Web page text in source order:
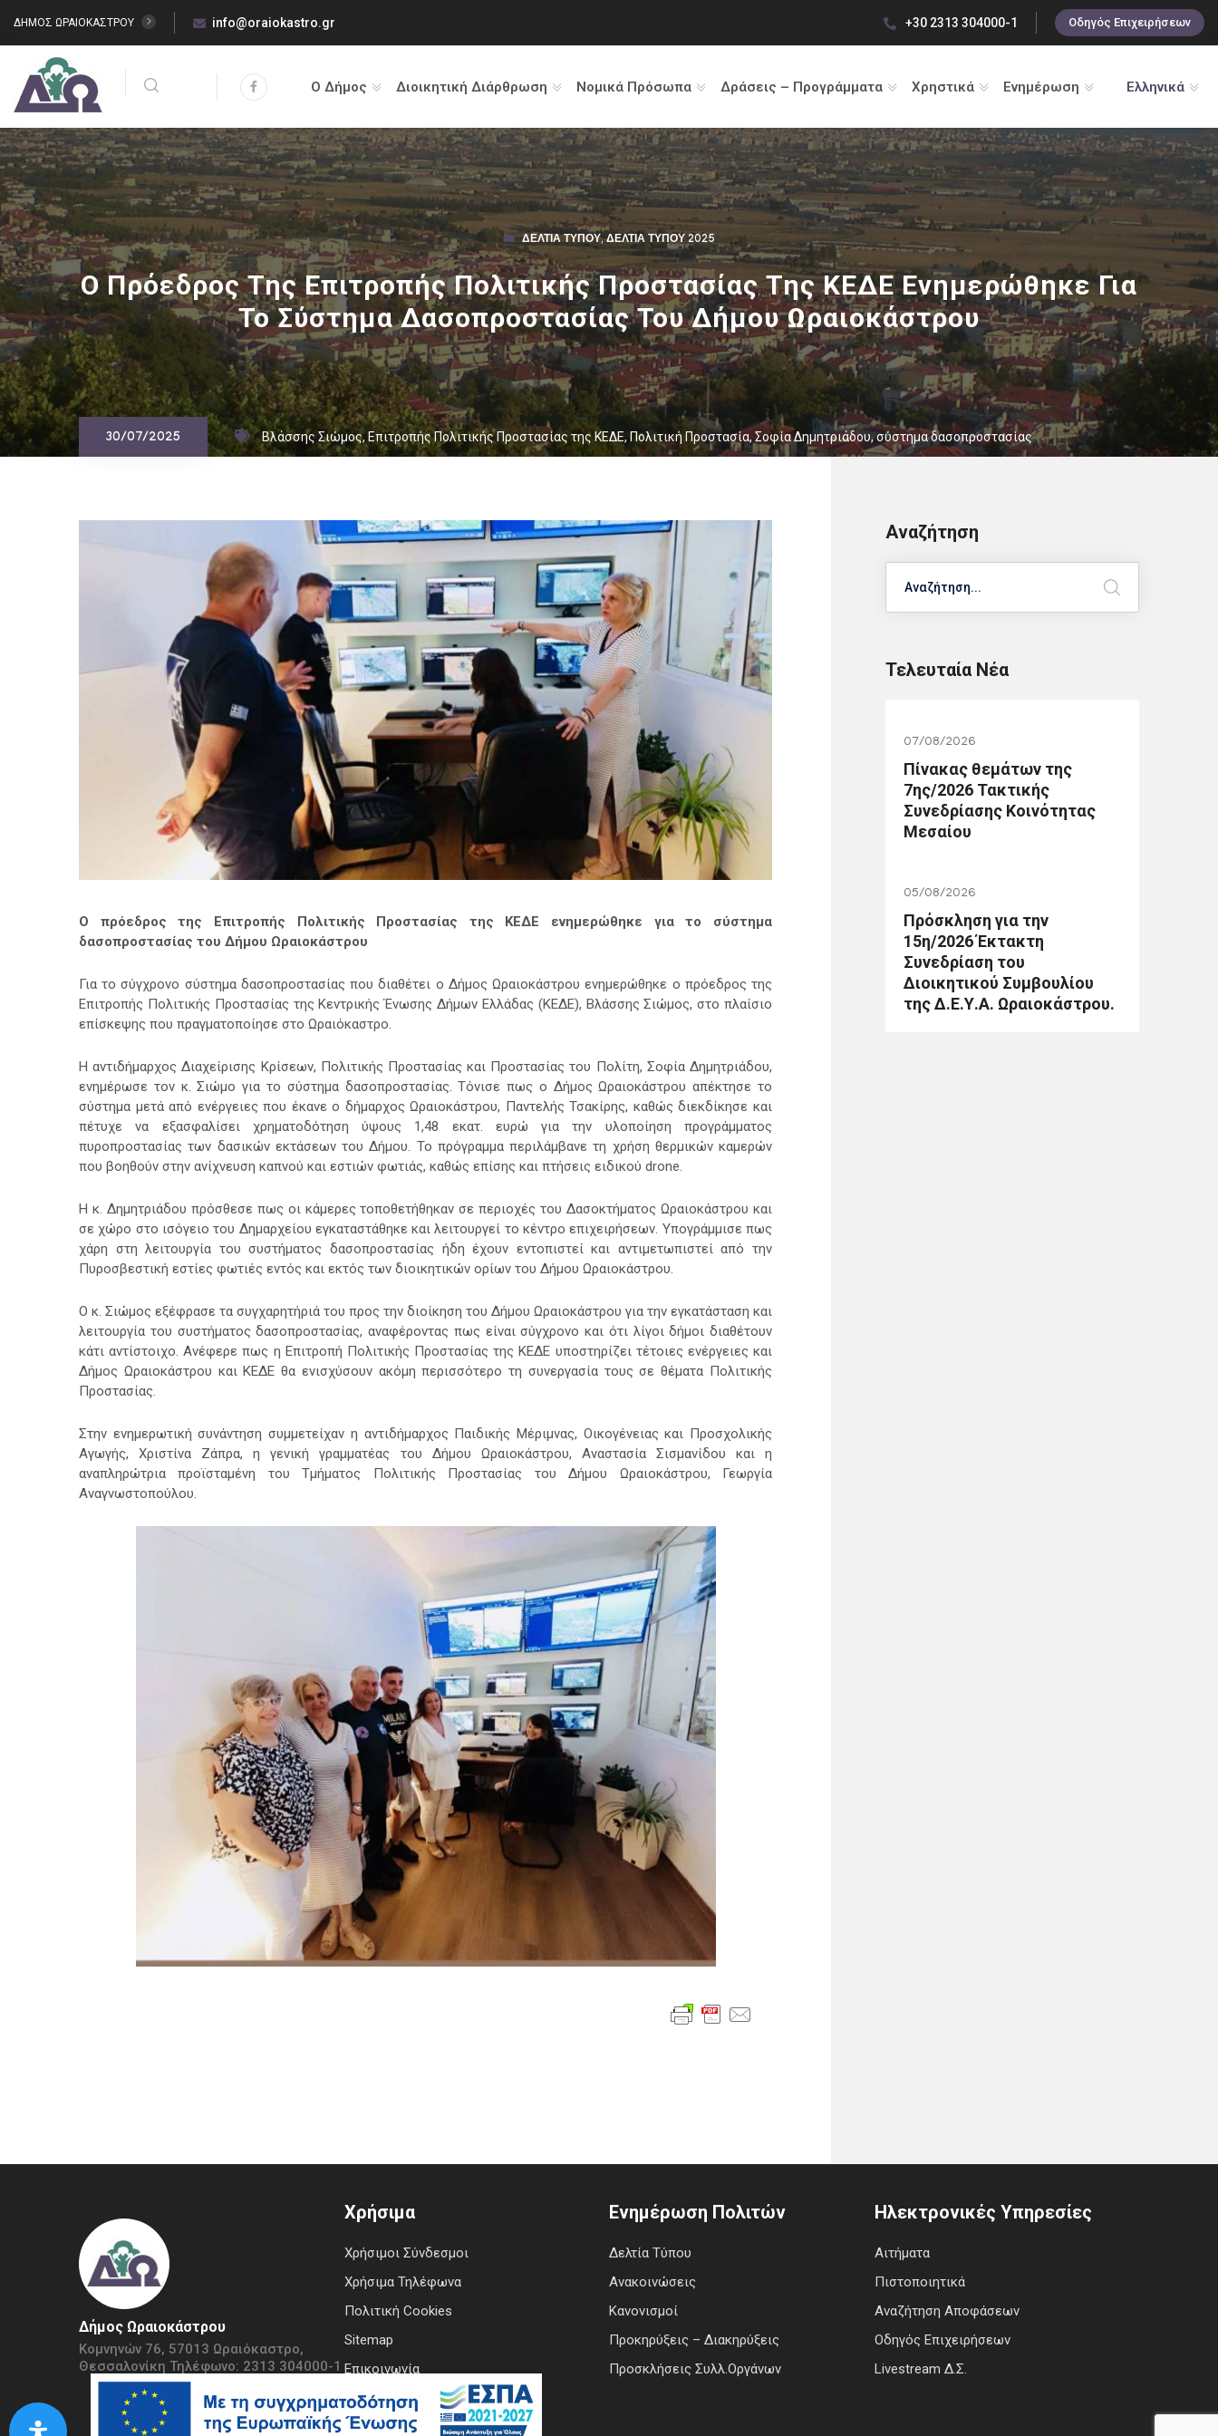
ΔΗΜΟΣ ΩΡΑΙΟΚΑΣΤΡΟΥ info@oraiokastro.gr +30 2313 304000-1 Οδηγός Επιχειρήσεων
Ο Δήμος Διοικητική Διάρθρωση Νομικά Πρόσωπα Δράσεις – Προγράμματα Χρηστικά Ενημέρωση Ελληνικά
ΔΕΛΤΊΑ ΤΎΠΟΥ,ΔΕΛΤΊΑ ΤΎΠΟΥ 2025
Ο Πρόεδρος Της Επιτροπής Πολιτικής Προστασίας Της ΚΕΔΕ Ενημερώθηκε Για
Το Σύστημα Δασοπροστασίας Του Δήμου Ωραιοκάστρου
30/07/2025 Βλάσσης Σιώμος, Επιτροπής Πολιτικής Προστασίας της ΚΕΔΕ, Πολιτική Προστασία,Σοφία Δημητριάδου,σύστημα δασοπροστασίας
Ο πρόεδρος της Επιτροπής Πολιτικής Προστασίας της ΚΕΔΕ ενημερώθηκε για το σύστημα
δασοπροστασίας του Δήμου Ωραιοκάστρου
Για το σύγχρονο σύστημα δασοπροστασίας που διαθέτει ο Δήμος Ωραιοκάστρου ενημερώθηκε ο πρόεδρος της
Επιτροπής Πολιτικής Προστασίας της Κεντρικής Ένωσης Δήμων Ελλάδας (ΚΕΔΕ), Βλάσσης Σιώμος, στο πλαίσιο
επίσκεψης που πραγματοποίησε στο Ωραιόκαστρο.
Η αντιδήμαρχος Διαχείρισης Κρίσεων, Πολιτικής Προστασίας και Προστασίας του Πολίτη, Σοφία Δημητριάδου,
ενημέρωσε τον κ. Σιώμο για το σύστημα δασοπροστασίας. Τόνισε πως ο Δήμος Ωραιοκάστρου απέκτησε το
σύστημα μετά από ενέργειες που έκανε ο δήμαρχος Ωραιοκάστρου, Παντελής Τσακίρης, καθώς διεκδίκησε και
πέτυχε να εξασφαλίσει χρηματοδότηση ύψους 1,48 εκατ. ευρώ για την υλοποίηση προγράμματος
πυροπροστασίας των δασικών εκτάσεων του Δήμου. Το πρόγραμμα περιλάμβανε τη χρήση θερμικών καμερών
που βοηθούν στην ανίχνευση καπνού και εστιών φωτιάς, καθώς επίσης και πτήσεις ειδικού drone.
Η κ. Δημητριάδου πρόσθεσε πως οι κάμερες τοποθετήθηκαν σε περιοχές του Δασοκτήματος Ωραιοκάστρου και
σε χώρο στο ισόγειο του Δημαρχείου εγκαταστάθηκε και λειτουργεί το κέντρο επιχειρήσεων. Υπογράμμισε πως
χάρη στη λειτουργία του συστήματος δασοπροστασίας ήδη έχουν εντοπιστεί και αντιμετωπιστεί από την
Πυροσβεστική εστίες φωτιές εντός και εκτός των διοικητικών ορίων του Δήμου Ωραιοκάστρου.
Ο κ. Σιώμος εξέφρασε τα συγχαρητήριά του προς την διοίκηση του Δήμου Ωραιοκάστρου για την εγκατάσταση και
λειτουργία του συστήματος δασοπροστασίας, αναφέροντας πως είναι σύγχρονο και ότι λίγοι δήμοι διαθέτουν
κάτι αντίστοιχο. Ανέφερε πως η Επιτροπή Πολιτικής Προστασίας της ΚΕΔΕ υποστηρίζει τέτοιες ενέργειες και
Δήμος Ωραιοκάστρου και ΚΕΔΕ θα ενισχύσουν ακόμη περισσότερο τη συνεργασία τους σε θέματα Πολιτικής
Προστασίας.
Στην ενημερωτική συνάντηση συμμετείχαν η αντιδήμαρχος Παιδικής Μέριμνας, Οικογένειας και Προσχολικής
Αγωγής, Χριστίνα Ζάπρα, η γενική γραμματέας του Δήμου Ωραιοκάστρου, Αναστασία Σισμανίδου και η
αναπληρώτρια προϊσταμένη του Τμήματος Πολιτικής Προστασίας του Δήμου Ωραιοκάστρου, Γεωργία
Αναγνωστοπούλου.
Αναζήτηση
Τελευταία Νέα
07/08/2026
Πίνακας θεμάτων της
7ης/2026 Τακτικής
Συνεδρίασης Κοινότητας
Μεσαίου
05/08/2026
Πρόσκληση για την
15η/2026 Έκτακτη
Συνεδρίαση του
Διοικητικού Συμβουλίου
της Δ.Ε.Υ.Α. Ωραιοκάστρου.
Δήμος Ωραιοκάστρου
Κομνηνών 76, 57013 Ωραιόκαστρο,
Θεσσαλονίκη Τηλέφωνο: 2313 304000-1
Χρήσιμα
Χρήσιμοι Σύνδεσμοι
Χρήσιμα Τηλέφωνα
Πολιτική Cookies
Sitemap
Επικοινωνία
Ενημέρωση Πολιτών
Δελτία Τύπου
Ανακοινώσεις
Κανονισμοί
Προκηρύξεις – Διακηρύξεις
Προσκλήσεις Συλλ.Οργάνων
Ηλεκτρονικές Υπηρεσίες
Αιτήματα
Πιστοποιητικά
Αναζήτηση Αποφάσεων
Οδηγός Επιχειρήσεων
Livestream Δ.Σ.